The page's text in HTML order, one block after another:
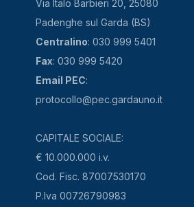
Via Italo Barbieri 20, 25080
Padenghe sul Garda (BS)
Centralino: 030 999 5401
Fax: 030 999 5420
Email PEC:
protocollo@pec.gardauno.it
CAPITALE SOCIALE:
€ 10.000.000 i.v.
Cod. Fisc. 87007530170
P.Iva 00726790983